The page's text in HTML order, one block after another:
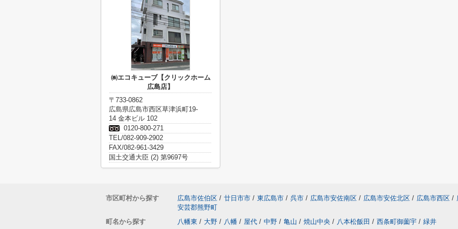
㈱エコキューブ【クリックホーム
広島店】
〒733-0862
広島県広島市西区草津浜町19-
14 金本ビル 102
0120-800-271
TEL/082-909-2902
FAX/082-961-3429
国土交通大臣 (2) 第9697号
市区町村から探す 広島市佐伯区 / 廿日市市 / 東広島市 / 呉市 / 広島市安佐南区 / 広島市安佐北区 / 広島市西区 /
安芸郡熊野町
町名から探す
八幡東 / 大野 / 八幡 / 屋代 / 中野 / 亀山 / 焼山中央 / 八本松飯田 / 西条町御薗宇 / 緑井